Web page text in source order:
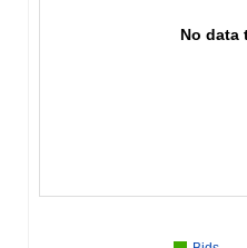
No data